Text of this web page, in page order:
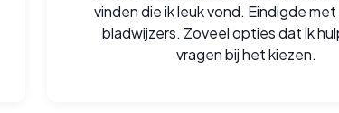
vinden die ik leuk vond. Eindigde met
bladwijzers. Zoveel opties dat ik
vragen bij het kiezen.